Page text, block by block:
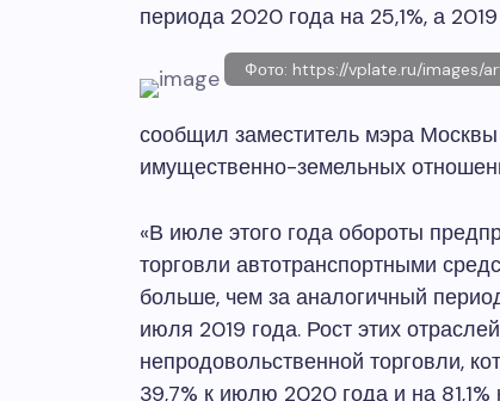
периода 2020 года на 25,1%, а
Фото: https://vplate.ru/images/
сообщил заместитель мэра
имущественно-земельных
«В июле этого года обороты
торговли автотранспортными
больше, чем за аналогичный
июля 2019 года. Рост этих
непродовольственной торговли,
39,7% к июлю 2020 года и на